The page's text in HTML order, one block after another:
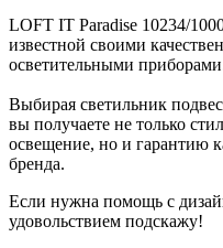
LOFT IT Paradise 10234/
известной своими
осветительными
Выбирая светильник
вы получаете не только
освещение, но и гарантию
бренда.
Если нужна помощь с
удовольствием подскажу!